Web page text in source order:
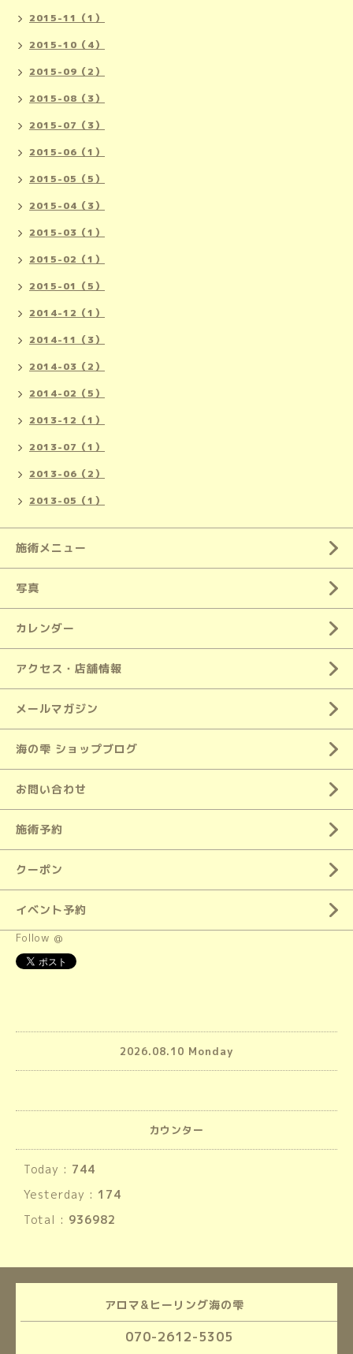
2015-11（1）
2015-10（4）
2015-09（2）
2015-08（3）
2015-07（3）
2015-06（1）
2015-05（5）
2015-04（3）
2015-03（1）
2015-02（1）
2015-01（5）
2014-12（1）
2014-11（3）
2014-03（2）
2014-02（5）
2013-12（1）
2013-07（1）
2013-06（2）
2013-05（1）
施術メニュー
写真
カレンダー
アクセス・店舗情報
メールマガジン
海の雫 ショップブログ
お問い合わせ
施術予約
クーポン
イベント予約
Follow @
2026.08.10 Monday
カウンター
Today : 744
Yesterday : 174
Total : 936982
アロマ&ヒーリング海の雫
070-2612-5305